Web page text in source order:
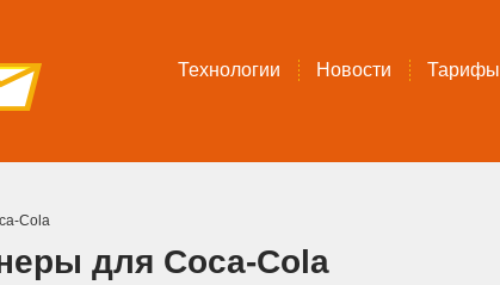
Технологии Новости Тарифы
Cola
для Coca-Cola